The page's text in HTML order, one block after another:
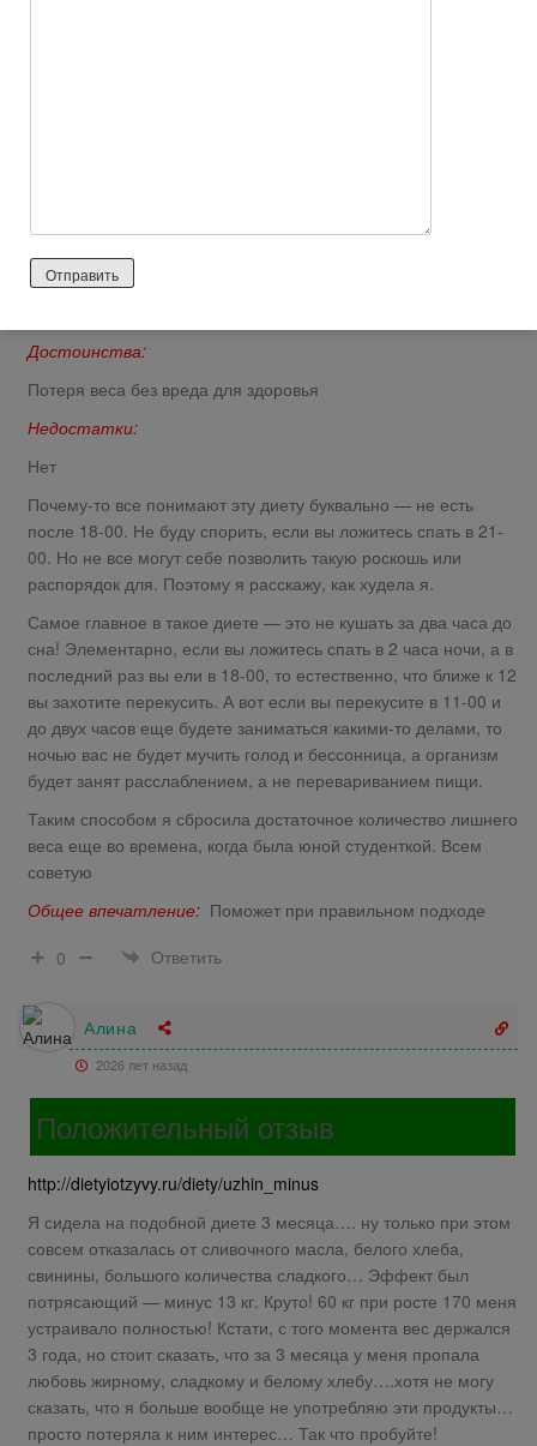
Положительный отзыв
Достоинства:
Потеря веса без вреда для здоровья
Недостатки:
Нет
Почему-то все понимают эту диету буквально — не есть
после 18-00. Не буду спорить, если вы ложитесь спать в 21-
00. Но не все могут себе позволить такую роскошь или
распорядок для. Поэтому я расскажу, как худела я.
Самое главное в такое диете — это не кушать за два часа до
сна! Элементарно, если вы ложитесь спать в 2 часа ночи, а в
последний раз вы ели в 18-00, то естественно, что ближе к 12
вы захотите перекусить. А вот если вы перекусите в 11-00 и
до двух часов еще будете заниматься какими-то делами, то
ночью вас не будет мучить голод и бессонница, а организм
будет занят расслаблением, а не перевариванием пищи.
Таким способом я сбросила достаточное количество лишнего
веса еще во времена, когда была юной студенткой. Всем
советую
Общее впечатление: Поможет при правильном подходе
0
Ответить
Алина
2026 лет назад
Положительный отзыв
http://dietyiotzyvy.ru/diety/uzhin_minus
Я сидела на подобной диете 3 месяца…. ну только при этом
совсем отказалась от сливочного масла, белого хлеба,
свинины, большого количества сладкого… Эффект был
потрясающий — минус 13 кг. Круто! 60 кг при росте 170 меня
устраивало полностью! Кстати, с того момента вес держался
3 года, но стоит сказать, что за 3 месяца у меня пропала
любовь жирному, сладкому и белому хлебу….хотя не могу
сказать, что я больше вообще не употребляю эти продукты…
просто потеряла к ним интерес… Так что пробуйте!